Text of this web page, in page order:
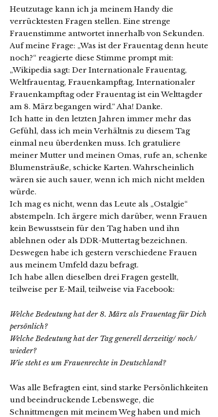
Heutzutage kann ich ja meinem Handy die
verrücktesten Fragen stellen. Eine strenge
Frauenstimme antwortet innerhalb von Sekunden.
Auf meine Frage: „Was ist der Frauentag denn heute
noch?“ reagierte diese Stimme prompt mit:
„Wikipedia sagt: Der Internationale Frauentag,
Weltfrauentag, Frauenkampftag, Internationaler
Frauenkampftag oder Frauentag ist ein Welttagder
am 8. März begangen wird.“ Aha! Danke.
Ich hatte in den letzten Jahren immer mehr das
Gefühl, dass ich mein Verhältnis zu diesem Tag
einmal neu überdenken muss. Ich gratuliere
meiner Mutter und meinen Omas, rufe an, schenke
Blumensträuße, schicke Karten. Wahrscheinlich
wären sie auch sauer, wenn ich mich nicht melden
würde.
Ich mag es nicht, wenn das Leute als „Ostalgie“
abstempeln. Ich ärgere mich darüber, wenn Frauen
kein Bewusstsein für den Tag haben und ihn
ablehnen oder als DDR-Muttertag bezeichnen.
Deswegen habe ich gestern verschiedene Frauen
aus meinem Umfeld dazu befragt.
Ich habe allen dieselben drei Fragen gestellt,
teilweise per E-Mail, teilweise via Facebook:
Welche Bedeutung hat der 8. März als Frauentag für Dich
persönlich?
Welche Bedeutung hat der Tag generell derzeitig/ noch/
wieder?
Wie steht es um Frauenrechte in Deutschland?
Was alle Befragten eint, sind starke Persönlichkeiten
und beeindruckende Lebenswege, die
Schnittmengen mit meinem Weg haben und mich